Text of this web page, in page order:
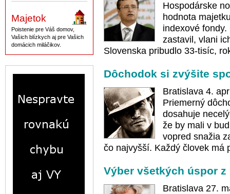
Majetok
Poistenie pre Váš domov,
Vašich blízkych aj pre Vašich
domácich miláčikov.
Hospodárske
hodnota
indexové
zastavil, vlani
Slovenska pribudlo 33-tisíc,
Dôchodok si zvýšite
Bratislava 4.
Priemerný
dosahuje
že by mali v
vopred snažia
čo najvyšší. Každý človek má
Výber všetkých úspor
Bratislava 27.